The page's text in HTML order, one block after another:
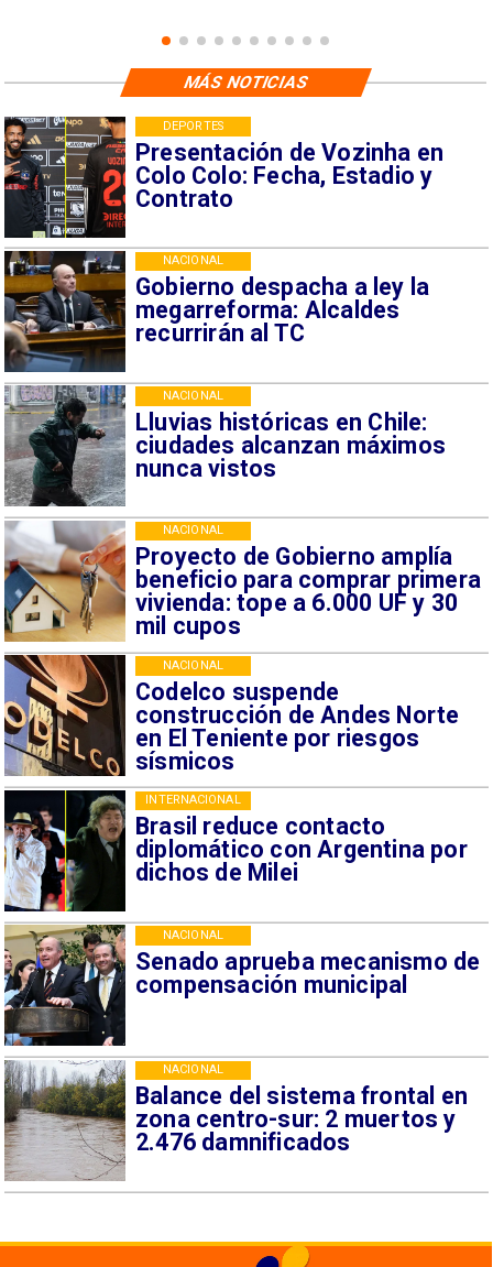
Presentación de Vozinha en
Colo Colo: Fecha, Estadio y
Contrato
DEPORTES
Gobierno despacha a ley la
megarreforma: Alcaldes
recurrirán al TC
NACIONAL
Lluvias históricas en Chile:
ciudades alcanzan máximos
nunca vistos
NACIONAL
Proyecto de Gobierno amplía
beneficio para comprar primera
vivienda: tope a 6.000 UF y 30
mil cupos
NACIONAL
Codelco suspende
construcción de Andes Norte
en El Teniente por riesgos
sísmicos
NACIONAL
Brasil reduce contacto
diplomático con Argentina por
dichos de Milei
INTERNACIONAL
Senado aprueba mecanismo de
compensación municipal
NACIONAL
Balance del sistema frontal en
zona centro-sur: 2 muertos y
2.476 damnificados
NACIONAL
MÁS NOTICIAS